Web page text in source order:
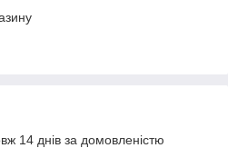
14 днів за домовленістю